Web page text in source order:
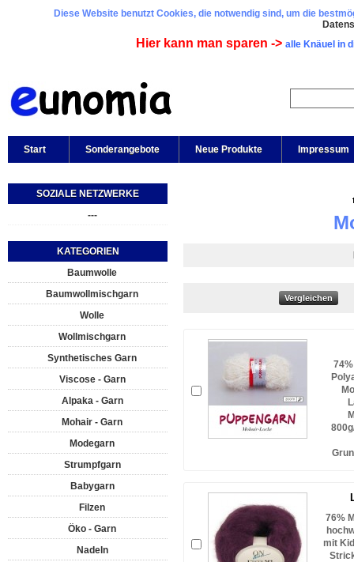
Diese Website benutzt Cookies, die notwendig sind, um die
Hier kann man sparen -> alle Knäuel in
Start Sonderangebote Neue Produkte Impressum
SOZIALE NETZWERKE
---
KATEGORIEN
Baumwolle
Baumwollmischgarn
Wolle
Wollmischgarn
Synthetisches Garn
Viscose - Garn
Alpaka - Garn
Mohair - Garn
Modegarn
Strumpfgarn
Babygarn
Filzen
Öko - Garn
Nadeln
76%
mit